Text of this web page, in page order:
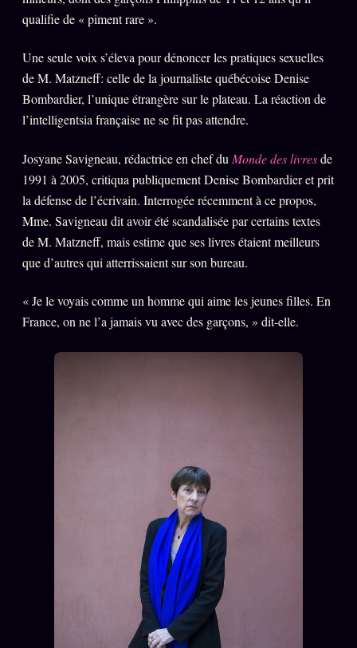
qualifie de « piment rare ».
Une seule voix s’éleva pour dénoncer les pratiques sexuelles
de M. Matzneff: celle de la journaliste québécoise Denise
Bombardier, l’unique étrangère sur le plateau. La réaction de
l’intelligentsia française ne se fit pas attendre.
Josyane Savigneau, rédactrice en chef du Monde des livresde
1991 à 2005, critiqua publiquement Denise Bombardier et prit
la défense de l’écrivain. Interrogée récemment à ce propos,
Mme. Savigneau dit avoir été scandalisée par certains textes
de M. Matzneff, mais estime que ses livres étaient meilleurs
que d’autres qui atterrissaient sur son bureau.
« Je le voyais comme un homme qui aime les jeunes filles. En
France, on ne l’a jamais vu avec des garçons, » dit-elle.